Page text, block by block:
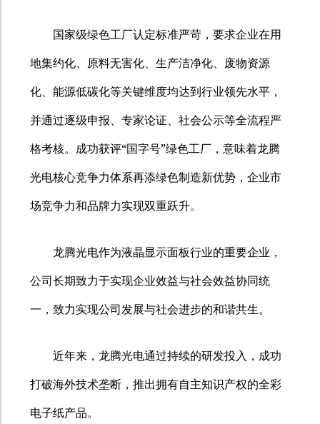
国家级绿色工厂认定标准严苛，要求企业在用
地集约化、原料无害化、生产洁净化、废物资源
化、能源低碳化等关键维度均达到行业领先水平，
并通过逐级申报、专家论证、社会公示等全流程严
格考核。成功获评“国字号”绿色工厂，意味着龙腾
光电核心竞争力体系再添绿色制造新优势，企业市
场竞争力和品牌力实现双重跃升。
龙腾光电作为液晶显示面板行业的重要企业，
公司长期致力于实现企业效益与社会效益协同统
一，致力实现公司发展与社会进步的和谐共生。
近年来，龙腾光电通过持续的研发投入，成功
打破海外技术垄断，推出拥有自主知识产权的全彩
电子纸产品。